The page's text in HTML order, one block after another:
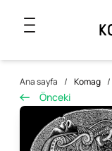
Ana sayfa / Komag /
Önceki